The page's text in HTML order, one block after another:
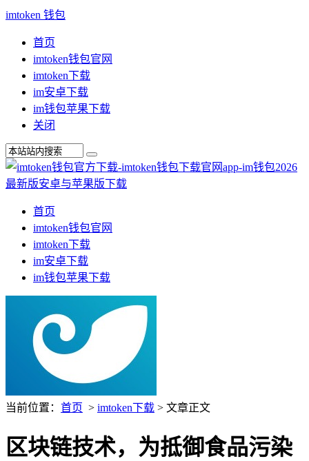
imtoken 钱包
首页
imtoken钱包官网
imtoken下载
im安卓下载
im钱包苹果下载
关闭
首页
imtoken钱包官网
imtoken下载
im安卓下载
im钱包苹果下载
当前位置： 首页 > imtoken下载 > 文章正文
区块链技术，为抵御食品污染